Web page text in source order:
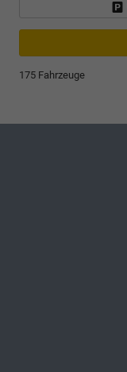
175 Fahrzeuge